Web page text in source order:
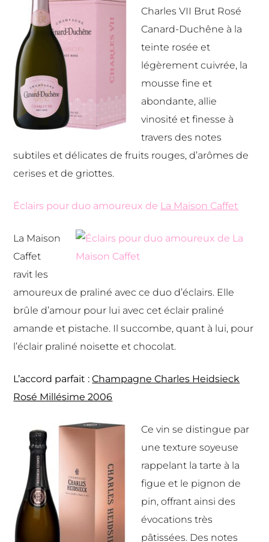
Charles VII Brut Rosé
Canard-Duchêne à la
teinte rosée et
légèrement cuivrée, la
mousse fine et
abondante, allie
vinosité et finesse à
travers des notes
subtiles et délicates de fruits rouges, d’arômes de
cerises et de griottes.
Éclairs pour duo amoureux de La Maison Caffet
La Maison
Caffet
ravit les
amoureux de praliné avec ce duo d’éclairs. Elle
brûle d’amour pour lui avec cet éclair praliné
amande et pistache. Il succombe, quant à lui, pour
l’éclair praliné noisette et chocolat.
L’accord parfait : Champagne Charles Heidsieck
Rosé Millésime 2006
Ce vin se distingue par
une texture soyeuse
rappelant la tarte à la
figue et le pignon de
pin, offrant ainsi des
évocations très
pâtissées. Des notes